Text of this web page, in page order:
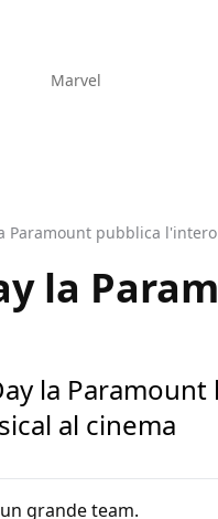
Marvel
Paramount pubblica
la
la
al cinema
grande team.